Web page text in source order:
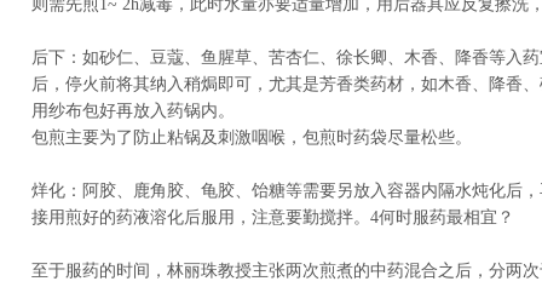
则需先煎1~ 2h减毒，此时水量亦要适量增加，用后器具应反复擦洗
后下：如砂仁、豆蔻、鱼腥草、苦杏仁、徐长卿、木香、降香等入
后，停火前将其纳入稍焗即可，尤其是芳香类药材，如木香、降香
用纱布包好再放入药锅内。
包煎主要为了防止粘锅及刺激咽喉，包煎时药袋尽量松些。
烊化：阿胶、鹿角胶、龟胶、饴糖等需要另放入容器内隔水炖化后
接用煎好的药液溶化后服用，注意要勤搅拌。4何时服药最相宜？
至于服药的时间，林丽珠教授主张两次煎煮的中药混合之后，分两